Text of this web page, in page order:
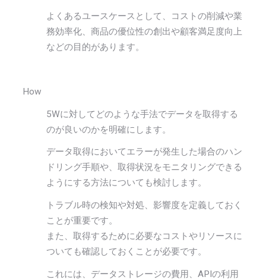
よくあるユースケースとして、コストの削減や業
務効率化、商品の優位性の創出や顧客満足度向上
などの目的があります。
How
5Wに対してどのような手法でデータを取得する
のが良いのかを明確にします。
データ取得においてエラーが発生した場合のハン
ドリング手順や、取得状況をモニタリングできる
ようにする方法についても検討します。
トラブル時の検知や対処、影響度を定義しておく
ことが重要です。
また、取得するために必要なコストやリソースに
ついても確認しておくことが必要です。
これには、データストレージの費用、APIの利用